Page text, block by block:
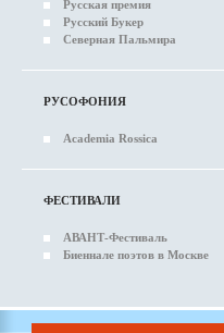
Русская премия
Русский Букер
Северная Пальмира
РУСОФОНИЯ
Academia Rossica
ФЕСТИВАЛИ
АВАНТ-Фестиваль
Биеннале поэтов в Москве